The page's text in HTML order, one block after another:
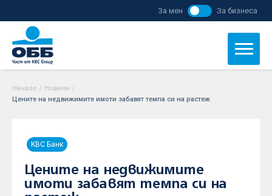
За мен За бизнеса
Начало / Новини /
Цените на недвижимите имоти забавят темпа си на растеж
KBC Банк
Цените на недвижимите
имоти забавят темпа си на